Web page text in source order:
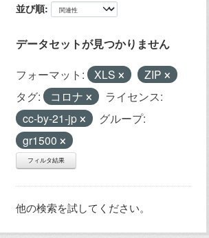
並び順
データセットが見つかりません
フォーマット: XLS
ZIP
タグ:
コロナ
ライセンス:
cc-by-21-jp
グループ:
gr1500
フィルタ結果
他の検索を試してください。